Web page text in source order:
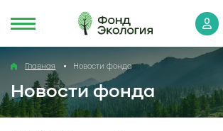
Главная Новости фонда
Новости фонда